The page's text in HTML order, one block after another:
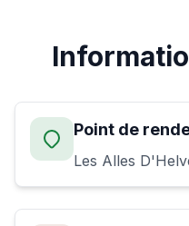
Point de
Les Alles